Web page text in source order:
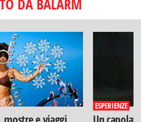
DA BALARM
mostre e viaggi
ESPERIENZE
Un